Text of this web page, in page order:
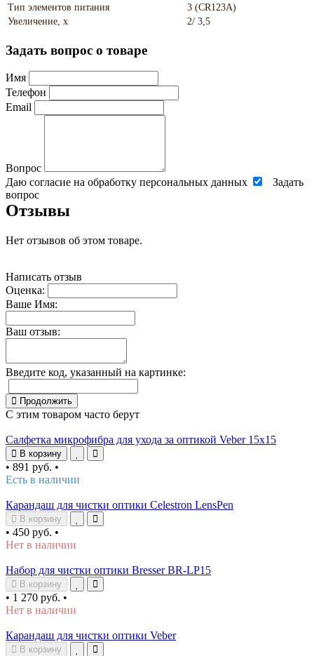
Тип элементов питания
3 (CR123A)
Увеличение, x
2/ 3,5
Задать вопрос о товаре
Имя
Телефон
Email
Вопрос
Даю согласие на обработку персональных данных
Задать
вопрос
Отзывы
Нет отзывов об этом товаре.
Написать отзыв
Оценка:
Ваше Имя:
Ваш отзыв:
Введите код, указанный на картинке:
Продолжить
С этим товаром часто берут
Салфетка микрофибра для ухода за оптикой Veber 15x15
В корзину
• 891 руб. •
Есть в наличии
Карандаш для чистки оптики Celestron LensPen
В корзину
• 450 руб. •
Нет в наличии
Набор для чистки оптики Bresser BR-LP15
В корзину
• 1 270 руб. •
Нет в наличии
Карандаш для чистки оптики Veber
В корзину